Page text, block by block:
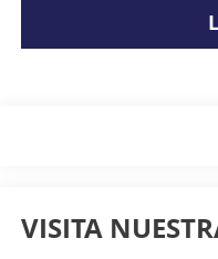
VISITA